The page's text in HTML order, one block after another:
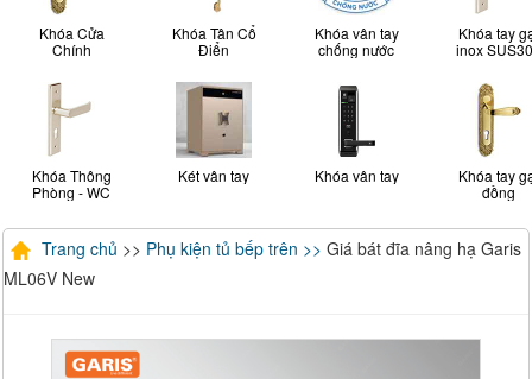
Khóa Cửa
Chính
Khóa Thông
Phòng - WC
Khóa Tân Cổ
Điển
Két vân tay
Khóa vân tay
chống nước
Khóa vân tay
Khóa tay
inox
Khóa tay
đồng
Trang chủ >> Phụ kiện tủ bếp trên >> Giá bát đĩa nâng hạ Garis
ML06V New